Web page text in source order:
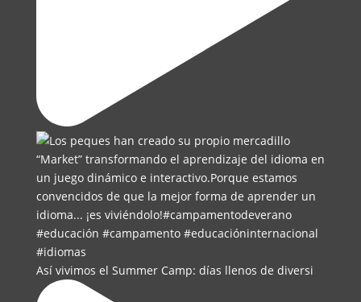
Así vivimos el Summer Camp: días llenos de diversi